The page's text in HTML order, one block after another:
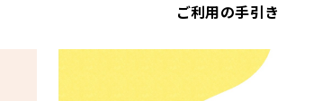
ご利用の手引き